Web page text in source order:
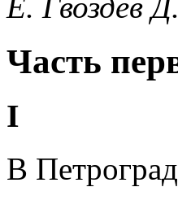
Часть
I
В